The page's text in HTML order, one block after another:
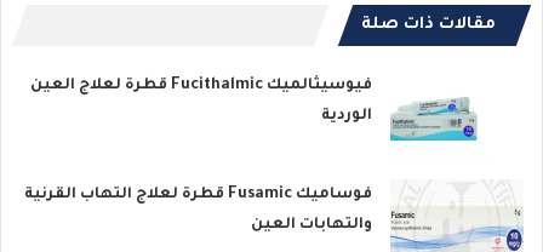
مقالات ذات صلة
فيوسيثالميك Fucithalmic قطرة لعلاج العين
الوردية
فوساميك Fusamic قطرة لعلاج التهاب القرنية
والتهابات العين